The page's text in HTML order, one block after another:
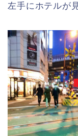
左手にホテルが